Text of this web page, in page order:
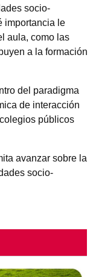
socio-
importancia le
aula, como las
a la formación
del paradigma
de interacción
públicos
avanzar sobre la
socio-